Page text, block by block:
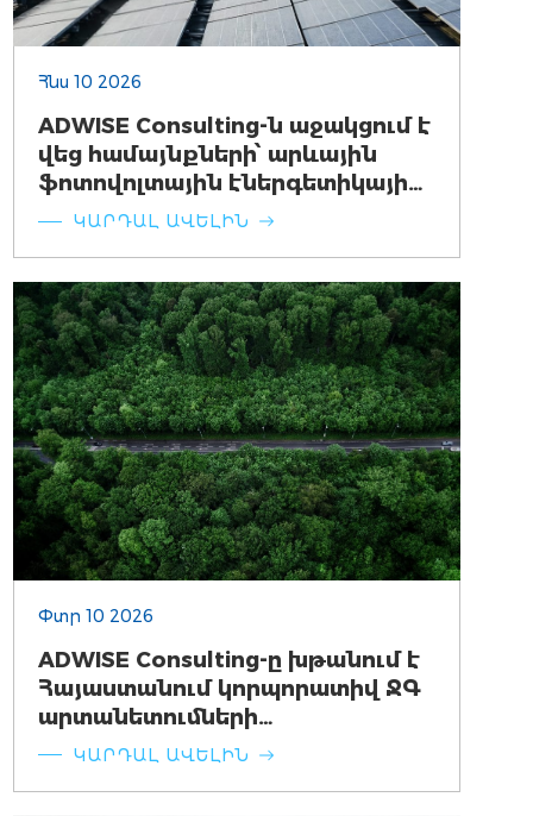
Հնս 10 2026
ADWISE Consulting-ն աջակցում է
վեց համայնքների՝ արևային
ֆոտովոլտային էներգետիկայի
ներդրումային ծրագրերի
ԿԱՐԴԱԼ ԱՎԵԼԻՆ
Փտր 10 2026
ADWISE Consulting-ը խթանում է
Հայաստանում կորպորատիվ ՋԳ
արտանետումների
հաշվետվողականության
ԿԱՐԴԱԼ ԱՎԵԼԻՆ